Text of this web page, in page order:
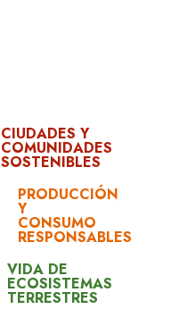
CIUDADES Y
COMUNIDADES
SOSTENIBLES
PRODUCCIÓN
Y
CONSUMO
RESPONSABLES
VIDA DE
ECOSISTEMAS
TERRESTRES